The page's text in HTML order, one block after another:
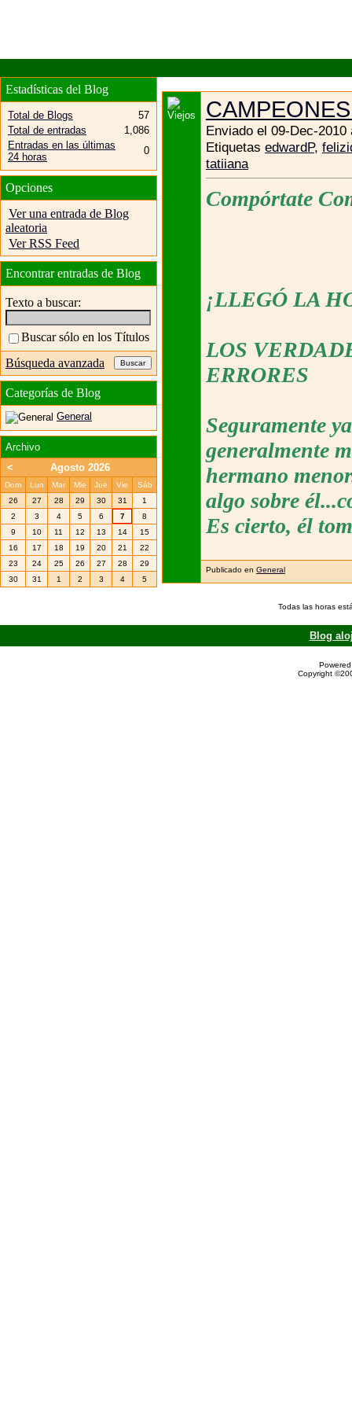
Enviado el 09-Dec-
Etiquetas edwardP,
tatiiana
Compórtate
¡LLEGÓ LA
LOS
ERRORES
Seguramente
generalmente
hermano
algo sobre
Es cierto, él
Publicado en General
Estadísticas del Blog
Total de Blogs
57
Total de entradas
1,086
Entradas en las últimas
24 horas
0
Opciones
Ver una entrada de Blog
aleatoria
Ver RSS Feed
Encontrar entradas de Blog
Texto a buscar:
Buscar sólo en los Títulos
Búsqueda avanzada
Categorías de Blog
General
Archivo
<
Agosto 2026
Dom Lun Mar Mie Jue Vie
Sáb
26
27 28 29 30 31
1
2
3 4 5 6 7
8
9
10 11 12 13 14
15
16
17 18 19 20 21
22
23
24 25 26 27 28
29
30
31 1 2 3 4 5
Todas las horas
Blog
Copyright